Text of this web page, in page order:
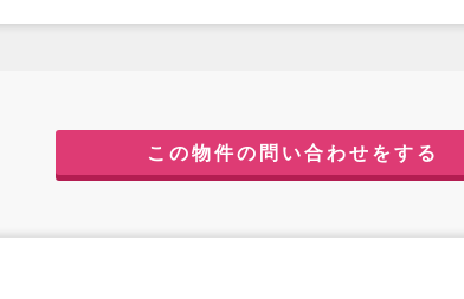
この物件の問い合わせをする